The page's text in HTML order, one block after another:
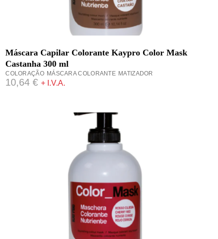
COLORAÇÃO MÁSCARA COLORANTE MATIZADOR
10,64€ + I.V.A.
Máscara Capilar Colorante Kaypro Color Mask
Castanha 300 ml